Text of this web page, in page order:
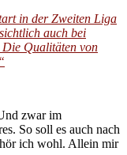
in der Zweiten Liga
auch bei
Die Qualitäten von
zwar im
So soll es auch nach
ich wohl. Allein mir